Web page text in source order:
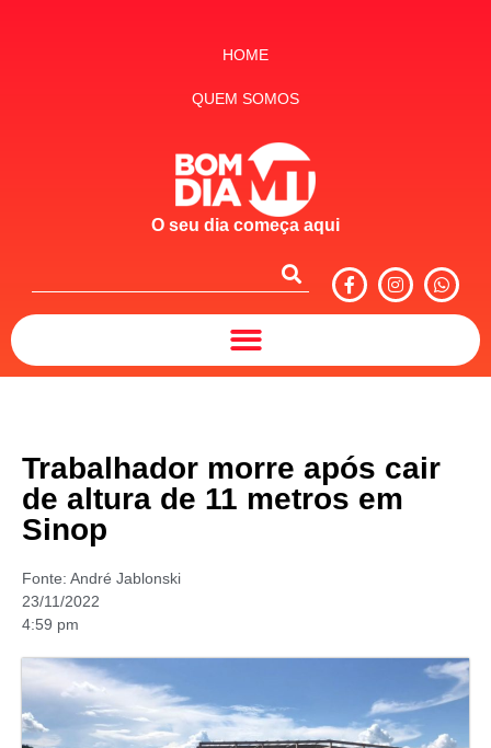
HOME
QUEM SOMOS
O seu dia começa aqui
Trabalhador morre após cair
de altura de 11 metros em
Sinop
Fonte: André Jablonski
23/11/2022
4:59 pm